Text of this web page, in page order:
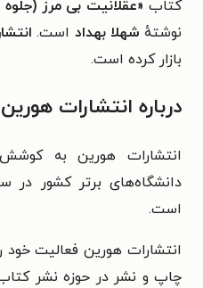
کتاب «عقلانیت بی مرز
نوشتهٔ شهلا بهداد است.
بازار کرده است.
درباره انتشارات هورین
انتشارات هورین به
است.
انتشارات هورین فعالیت
چاپ و نشر در حوزه نشر